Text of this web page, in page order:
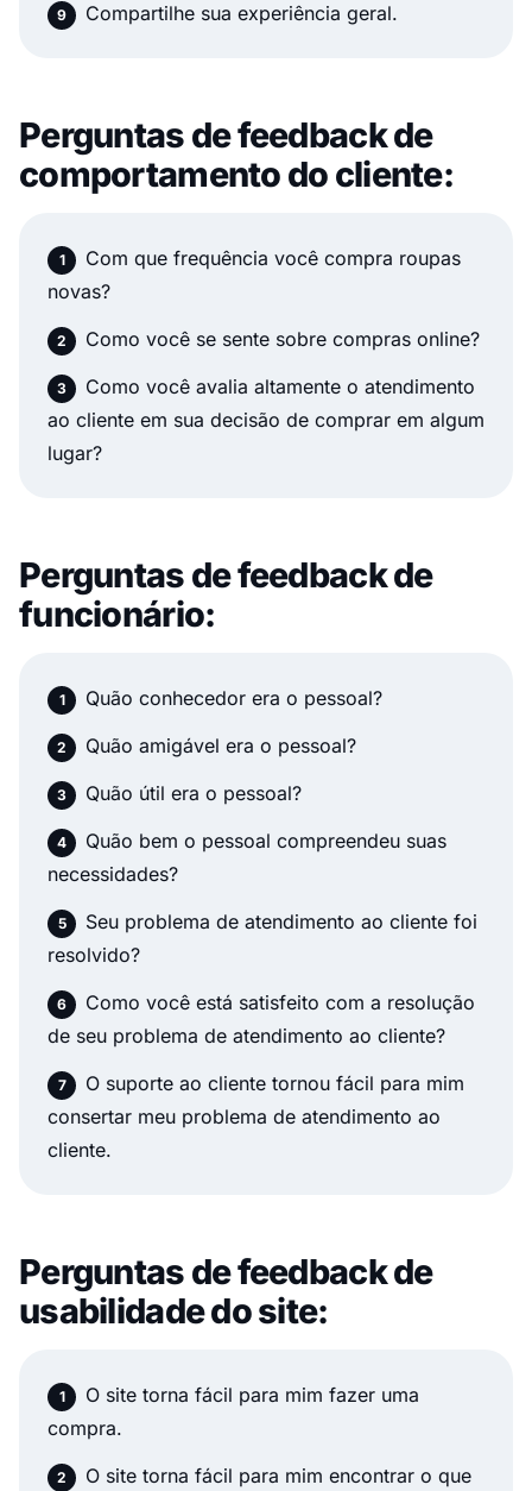
Compartilhe sua experiência geral.
Perguntas de feedback de
comportamento do cliente:
Com que frequência você compra roupas
novas?
Como você se sente sobre compras online?
Como você avalia altamente o atendimento
ao cliente em sua decisão de comprar em algum
lugar?
Perguntas de feedback de
funcionário:
Quão conhecedor era o pessoal?
Quão amigável era o pessoal?
Quão útil era o pessoal?
Quão bem o pessoal compreendeu suas
necessidades?
Seu problema de atendimento ao cliente foi
resolvido?
Como você está satisfeito com a resolução
de seu problema de atendimento ao cliente?
O suporte ao cliente tornou fácil para mim
consertar meu problema de atendimento ao
cliente.
Perguntas de feedback de
usabilidade do site:
O site torna fácil para mim fazer uma
compra.
O site torna fácil para mim encontrar o que